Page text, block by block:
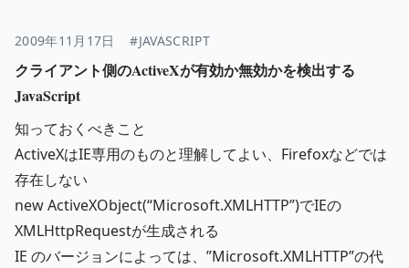
2009年11月17日 #JAVASCRIPT
クライアント側のActiveXが有効か無効かを検出する
JavaScript
知っておくべきこと
ActiveXはIE専用のものと理解してよい、Firefoxなどでは
存在しない
new ActiveXObject(“Microsoft.XMLHTTP”)でIEの
XMLHttpRequestが生成される
IE のバージョンによっては、”Microsoft.XMLHTTP”の代